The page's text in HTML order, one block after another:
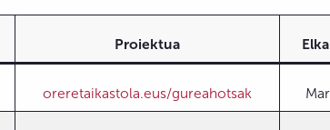
Proiektua
oreretaikastola.eus/gureahotsak